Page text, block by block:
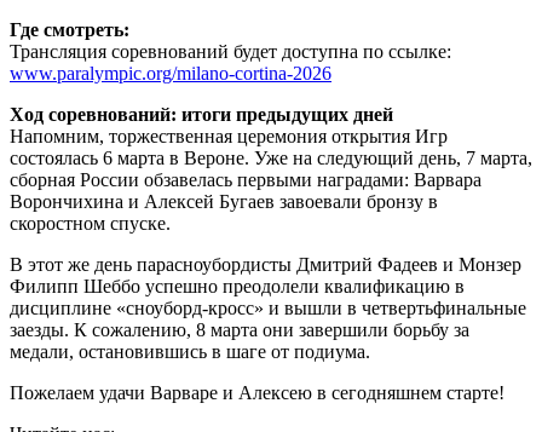
Где смотреть:
Трансляция соревнований будет доступна по ссылке:
www.paralympic.org/milano-cortina-2026
Ход соревнований: итоги предыдущих дней
Напомним, торжественная церемония открытия Игр
состоялась 6 марта в Вероне. Уже на следующий день, 7 марта,
сборная России обзавелась первыми наградами: Варвара
Ворончихина и Алексей Бугаев завоевали бронзу в
скоростном спуске.
В этот же день парасноубордисты Дмитрий Фадеев и Монзер
Филипп Шеббо успешно преодолели квалификацию в
дисциплине «сноуборд-кросс» и вышли в четвертьфинальные
заезды. К сожалению, 8 марта они завершили борьбу за
медали, остановившись в шаге от подиума.
Пожелаем удачи Варваре и Алексею в сегодняшнем старте!